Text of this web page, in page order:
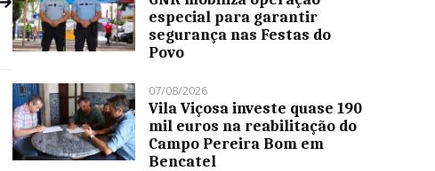
especial para garantir
segurança nas Festas do
Povo
07/08/2026
Vila Viçosa investe quase 190
mil euros na reabilitação do
Campo Pereira Bom em
Bencatel